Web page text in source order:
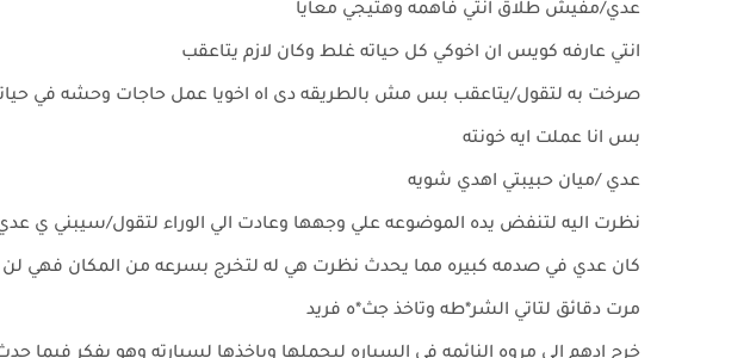
عدي/مفيش طلاق انتي فاهمه وهتيجي معايا
انتي عارفه كويس ان اخوكي كل حياته غلط وكان لازم يتاعقب
صرخت به لتقول/يتاعقب بس مش بالطريقه دى اه اخويا عمل حاجات وحشه في حياته
بس انا عملت ايه خونته
عدي /ميان حبيبتي اهدي شويه
نظرت اليه لتنفض يده الموضوعه علي وجهها وعادت الي الوراء لتقول/سيبني ي
كان عدي في صدمه كبيره مما يحدث نظرت هي له لتخرج بسرعه من المكان فهي
مرت دقائق لتاتي الشر*طه وتاخذ جث*ه فريد